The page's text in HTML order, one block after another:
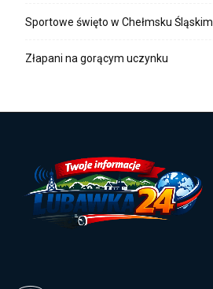
Sportowe święto w Chełmsku Śląskim.
Złapani na gorącym uczynku